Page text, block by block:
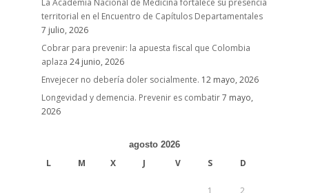
territorial en el Encuentro de Capítulos Departamentales
7 julio, 2026
Cobrar para prevenir: la apuesta fiscal que Colombia
aplaza 24 junio, 2026
Envejecer no debería doler socialmente. 12 mayo, 2026
Longevidad y demencia. Prevenir es combatir7 mayo,
2026
agosto 2026
L M X J V S D
1 2